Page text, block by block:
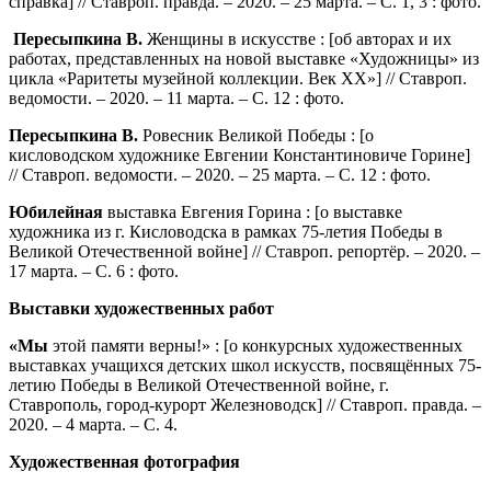
Пересыпкина В. Женщины в искусстве : [об авторах и их
работах, представленных на новой выставке «Художницы» из
цикла «Раритеты музейной коллекции. Век XX»] // Ставроп.
ведомости. – 2020. – 11 марта. – С. 12 : фото.
Пересыпкина В. Ровесник Великой Победы : [о
кисловодском художнике Евгении Константиновиче Горине]
// Ставроп. ведомости. – 2020. – 25 марта. – С. 12 : фото.
Юбилейная выставка Евгения Горина : [о выставке
художника из г. Кисловодска в рамках 75-летия Победы в
Великой Отечественной войне] // Ставроп. репортёр. – 2020. –
17 марта. – С. 6 : фото.
Выставки художественных работ
«Мы этой памяти верны!» : [о конкурсных художественных
выставках учащихся детских школ искусств, посвящённых 75-
летию Победы в Великой Отечественной войне, г.
Ставрополь, город-курорт Железноводск] // Ставроп. правда. –
2020. – 4 марта. – С. 4.
Художественная фотография